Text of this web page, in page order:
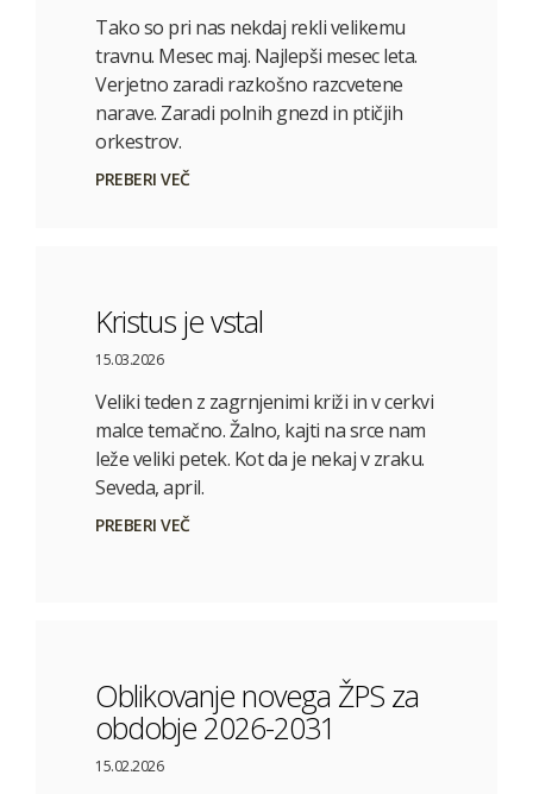
Tako so pri nas nekdaj rekli velikemu
travnu. Mesec maj. Najlepši mesec leta.
Verjetno zaradi razkošno razcvetene
narave. Zaradi polnih gnezd in ptičjih
orkestrov.
PREBERI VEČ
Kristus je vstal
15.03.2026
Veliki teden z zagrnjenimi križi in v cerkvi
malce temačno. Žalno, kajti na srce nam
leže veliki petek. Kot da je nekaj v zraku.
Seveda, april.
PREBERI VEČ
Oblikovanje novega ŽPS za
obdobje 2026-2031
15.02.2026